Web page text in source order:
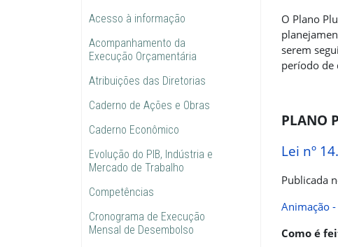
Acesso à informação
Acompanhamento da
Execução Orçamentária
Atribuições das Diretorias
Caderno de Ações e Obras
Caderno Econômico
Evolução do PIB, Indústria e
Mercado de Trabalho
Competências
Cronograma de Execução
Mensal de Desembolso
O Plano
serem
período de
PLANO
Lei nº
Publicada
Animação
Como é